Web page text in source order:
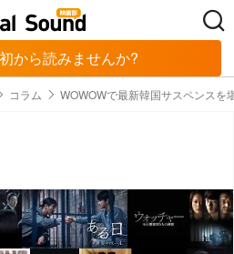
MOVIE TECH
コラム WOWOWで最新韓国サスペンスを
から読みませんか?